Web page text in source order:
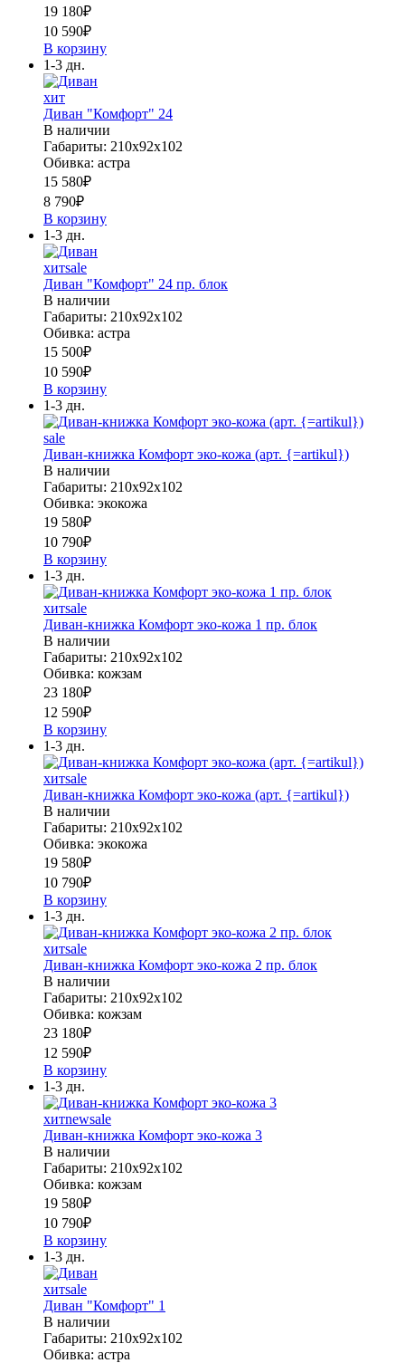
19 180₽
10 590₽
В корзину
1-3 дн.
хит
Диван "Комфорт" 24
В наличии
Габариты: 210х92х102
Обивка: астра
15 580₽
8 790₽
В корзину
1-3 дн.
хитsale
Диван "Комфорт" 24 пр. блок
В наличии
Габариты: 210х92х102
Обивка: астра
15 500₽
10 590₽
В корзину
1-3 дн.
sale
Диван-книжка Комфорт эко-кожа (арт. {=artikul})
В наличии
Габариты: 210х92х102
Обивка: экокожа
19 580₽
10 790₽
В корзину
1-3 дн.
хитsale
Диван-книжка Комфорт эко-кожа 1 пр. блок
В наличии
Габариты: 210х92х102
Обивка: кожзам
23 180₽
12 590₽
В корзину
1-3 дн.
хитsale
Диван-книжка Комфорт эко-кожа (арт. {=artikul})
В наличии
Габариты: 210х92х102
Обивка: экокожа
19 580₽
10 790₽
В корзину
1-3 дн.
хитsale
Диван-книжка Комфорт эко-кожа 2 пр. блок
В наличии
Габариты: 210х92х102
Обивка: кожзам
23 180₽
12 590₽
В корзину
1-3 дн.
хитnewsale
Диван-книжка Комфорт эко-кожа 3
В наличии
Габариты: 210х92х102
Обивка: кожзам
19 580₽
10 790₽
В корзину
1-3 дн.
хитsale
Диван "Комфорт" 1
В наличии
Габариты: 210х92х102
Обивка: астра